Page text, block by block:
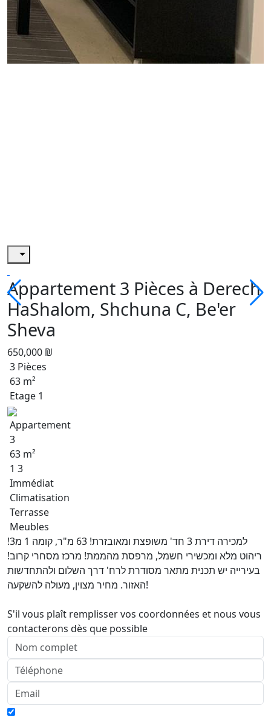
Appartement 3 Pièces à Derech
HaShalom, Shchuna C, Be'er
Sheva
650,000 ₪
3 Pièces
63 m²
Etage 1
Appartement
3
63 m²
1 3
Immédiat
Climatisation
Terrasse
Meubles
למכירה דירת 3 חד' משופצת ומאובזרת! 63 מ"ר, קומה 1 מ3!
ריהוט מלא ומכשירי חשמל, מרפסת מהממת! מרכז מסחרי קרוב!
בעירייה יש תכנית מתאר מסודרת לרח' דרך השלום ולהתחדשות
האזור. מחיר מצוין, מעולה להשקעה!
S'il vous plaît remplisser vos coordonnées et nous vous
contacterons dès que possible